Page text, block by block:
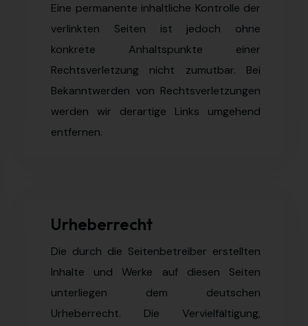
Eine permanente inhaltliche Kontrolle der
verlinkten Seiten ist jedoch ohne
konkrete Anhaltspunkte einer
Rechtsverletzung nicht zumutbar. Bei
Bekanntwerden von Rechtsverletzungen
werden wir derartige Links umgehend
entfernen.
Urheberrecht
Die durch die Seitenbetreiber erstellten
Inhalte und Werke auf diesen Seiten
unterliegen dem deutschen
Urheberrecht. Die Vervielfältigung,